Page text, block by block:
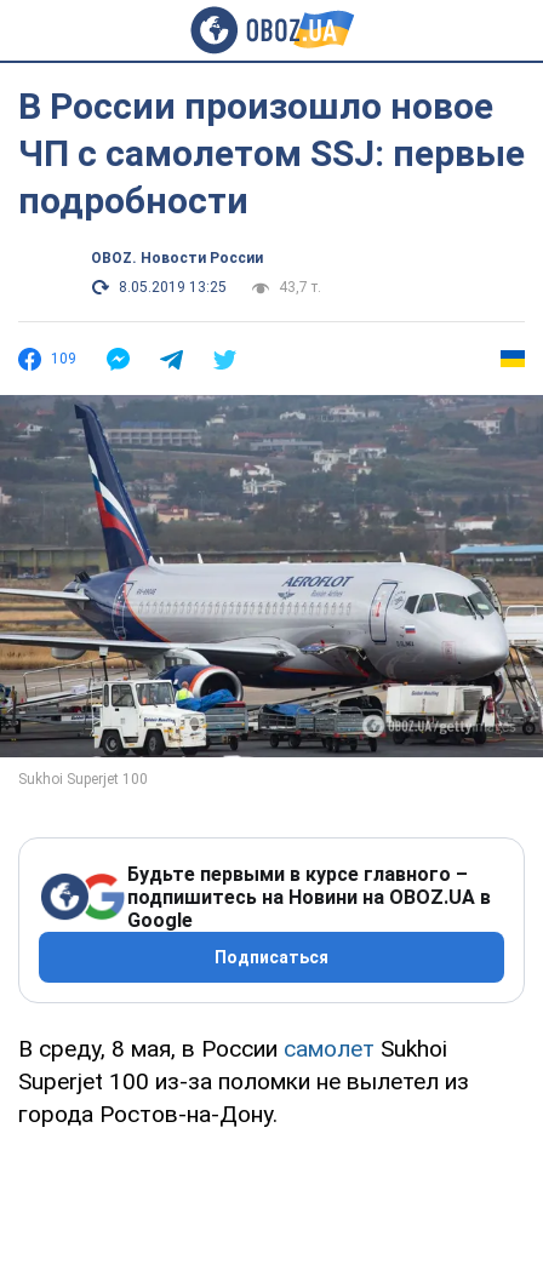
В России произошло новое
ЧП с самолетом SSJ: первые
подробности
OBOZ. Новости России
8.05.2019 13:25
43,7 т.
109
Будьте первыми в курсе главного –
подпишитесь на Новини на OBOZ.UA в
Google
Подписаться
В среду, 8 мая, в России самолет Sukhoi
Superjet 100 из-за поломки не вылетел из
города Ростов-на-Дону.